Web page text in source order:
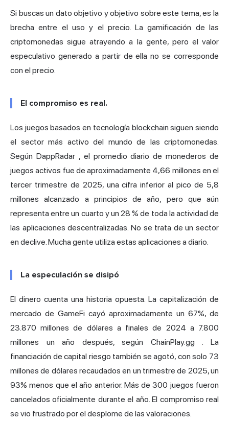
Si buscas un dato objetivo y objetivo sobre este tema, es la
brecha entre el uso y el precio. La gamificación de las
criptomonedas sigue atrayendo a la gente, pero el valor
especulativo generado a partir de ella no se corresponde
con el precio.
El compromiso es real.
Los juegos basados en tecnología blockchain siguen siendo
el sector más activo del mundo de las criptomonedas.
Según DappRadar, el promedio diario de monederos de
juegos activos fue de aproximadamente 4,66 millones en el
tercer trimestre de 2025, una cifra inferior al pico de 5,8
millones alcanzado a principios de año, pero que aún
representa entre un cuarto y un 28 % de toda la actividad de
las aplicaciones descentralizadas. No se trata de un sector
en declive. Mucha gente utiliza estas aplicaciones a diario.
La especulación se disipó
El dinero cuenta una historia opuesta. La capitalización de
mercado de GameFi cayó aproximadamente un 67%, de
23.870 millones de dólares a finales de 2024 a 7.800
millones un año después,según ChainPlay.gg . La
financiación de capital riesgo también se agotó, con solo 73
millones de dólares recaudados en un trimestre de 2025, un
93% menos que el año anterior. Más de 300 juegos fueron
cancelados oficialmente durante el año. El compromiso real
se vio frustrado por el desplome de las valoraciones.